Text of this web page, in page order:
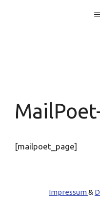
[mailpoet_page]
Impressum&